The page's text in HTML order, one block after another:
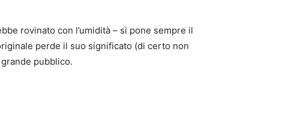
rovinato con l’umidità – si pone sempre il
perde il suo significato (di certo non
pubblico.